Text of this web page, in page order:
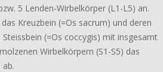
5 Lenden-Wirbelkörper (L1-L5) an.
Kreuzbein (=Os sacrum) und deren
(=Os coccy­gis) mit insge­samt
Wirbelkörpern (S1-S5) das
ab.